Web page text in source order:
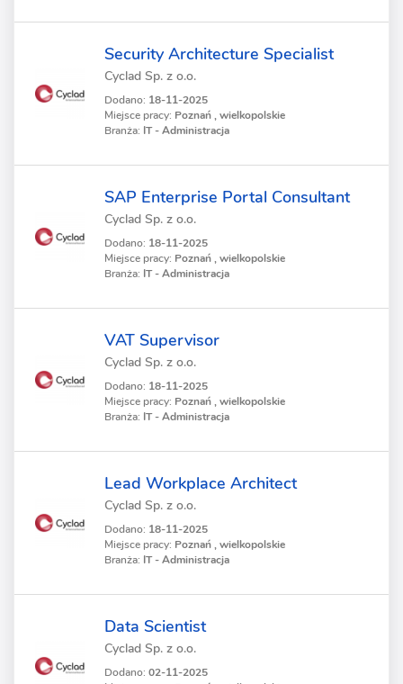
Security Architecture Specialist
Cyclad Sp. z o.o.
Dodano: 18-11-2025
Miejsce pracy: Poznań , wielkopolskie
Branża: IT - Administracja
SAP Enterprise Portal Consultant
Cyclad Sp. z o.o.
Dodano: 18-11-2025
Miejsce pracy: Poznań , wielkopolskie
Branża: IT - Administracja
VAT Supervisor
Cyclad Sp. z o.o.
Dodano: 18-11-2025
Miejsce pracy: Poznań , wielkopolskie
Branża: IT - Administracja
Lead Workplace Architect
Cyclad Sp. z o.o.
Dodano: 18-11-2025
Miejsce pracy: Poznań , wielkopolskie
Branża: IT - Administracja
Data Scientist
Cyclad Sp. z o.o.
Dodano: 02-11-2025